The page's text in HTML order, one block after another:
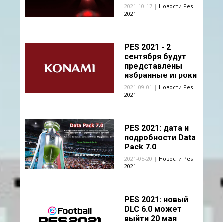
2021-10-17 | Новости Pes
2021
PES 2021 - 2
сентября будут
представлены
избранные игроки
2021-09-01 | Новости Pes
2021
PES 2021: дата и
подробности Data
Pack 7.0
2021-05-20 | Новости Pes
2021
PES 2021: новый
DLC 6.0 может
выйти 20 мая